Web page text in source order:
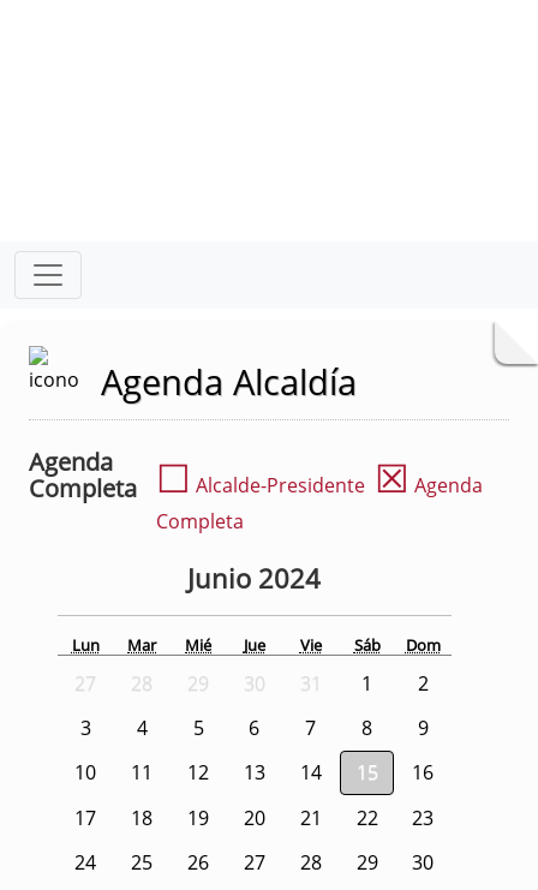
Agenda Alcaldía
Agenda
Completa
☐ Alcalde-Presidente ☒ Agenda
Completa
Junio 2024
Lun Mar Mié Jue Vie Sáb Dom
27 28 29 30 31 1
2
3
4 5 6 7 8
9
10
11 12 13 14 15
16
17
18 19 20 21 22
23
24
25 26 27 28 29
30